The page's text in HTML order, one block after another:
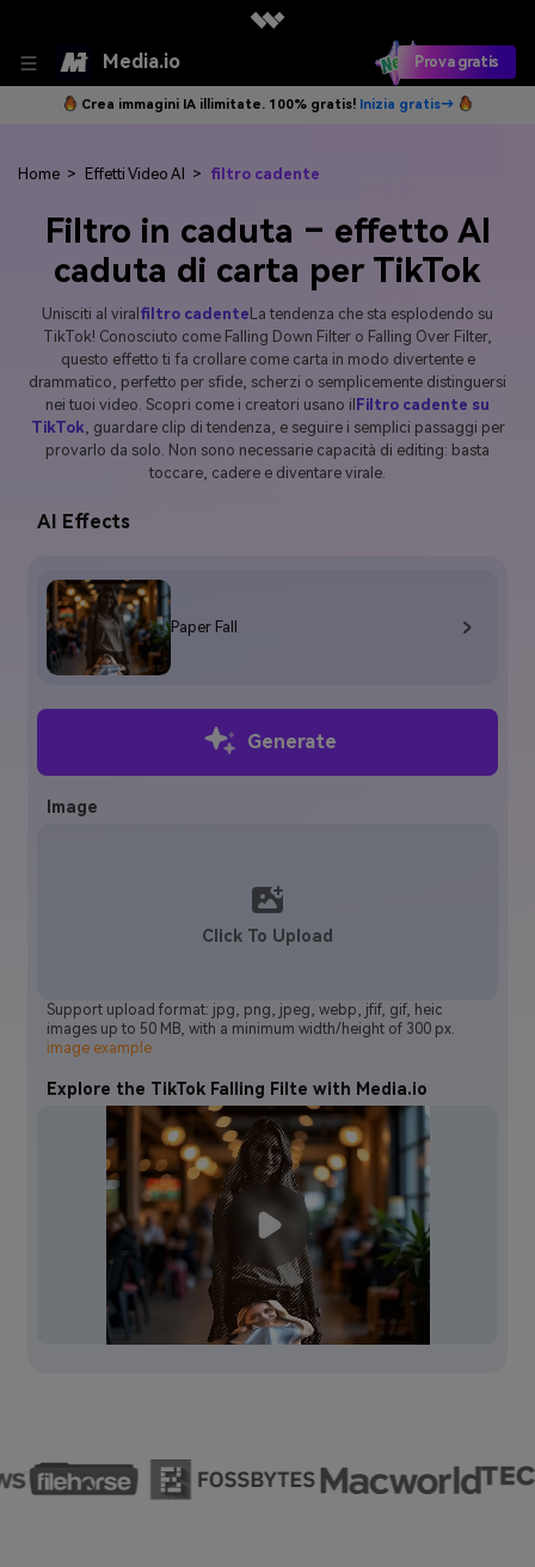
Media.io Prova gratis
Crea immagini IA illimitate. 100% gratis! Inizia gratis→
Home > Effetti Video AI > filtro cadente
Filtro in caduta – effetto AI
caduta di carta per TikTok
Unisciti al viral filtro cadente La tendenza che sta esplodendo su
TikTok! Conosciuto come Falling Down Filter o Falling Over Filter,
questo effetto ti fa crollare come carta in modo divertente e
drammatico, perfetto per sfide, scherzi o semplicemente distinguersi
nei tuoi video. Scopri come i creatori usano il Filtro cadente su
TikTok , guardare clip di tendenza, e seguire i semplici passaggi per
provarlo da solo. Non sono necessarie capacità di editing: basta
toccare, cadere e diventare virale.
AI Effects
Paper Fall
Generate
Image
Click To Upload
Support upload format: jpg, png, jpeg, webp, jfif, gif, heic
images up to 50 MB, with a minimum width/height of 300 px.
image example
Explore the TikTok Falling Filte with Media.io